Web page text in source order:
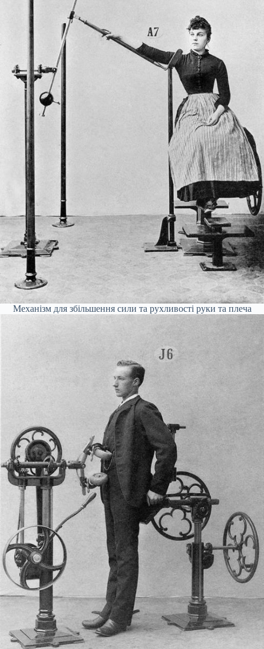
Механізм для збільшення сили та рухливості руки та плеча